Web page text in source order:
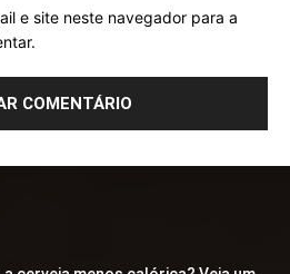
e site neste navegador para a